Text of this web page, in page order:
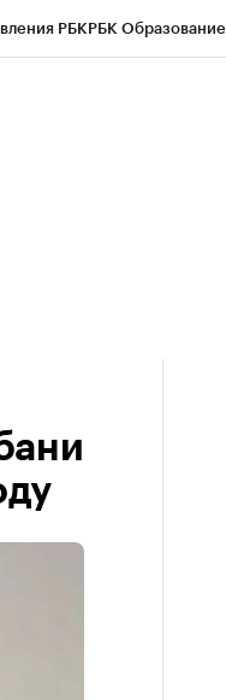
РБКРБК Образование